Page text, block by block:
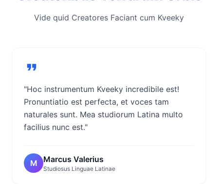
Vide quid Creatores Faciant cum Kveeky
"Hoc instrumentum Kveeky incredibile est!
Pronuntiatio est perfecta, et voces tam
naturales sunt. Mea studiorum Latina multo
facilius nunc est."
M Marcus Valerius
Studiosus Linguae Latinae